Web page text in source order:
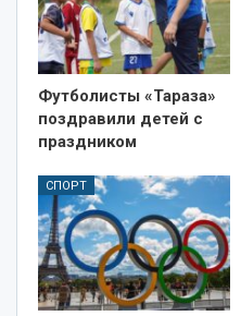
Футболисты «Тараза»
поздравили детей с
праздником
СПОРТ